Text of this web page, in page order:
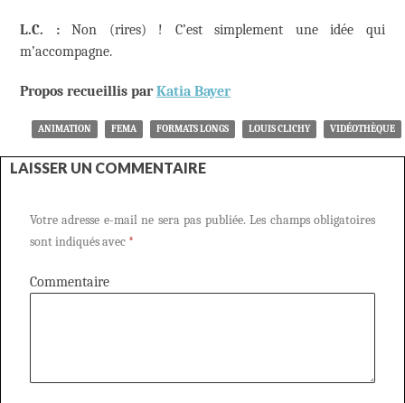
L.C. :Non (rires) ! C’est simplement une idée qui
m’accompagne.
Propos recueillis parKatia Bayer
ANIMATION FEMA FORMATS LONGS LOUIS CLICHY VIDÉOTHÈQUE
LAISSER UN COMMENTAIRE
Votre adresse e-mail ne sera pas publiée. Les champs obligatoires
sont indiqués avec *
Commentaire